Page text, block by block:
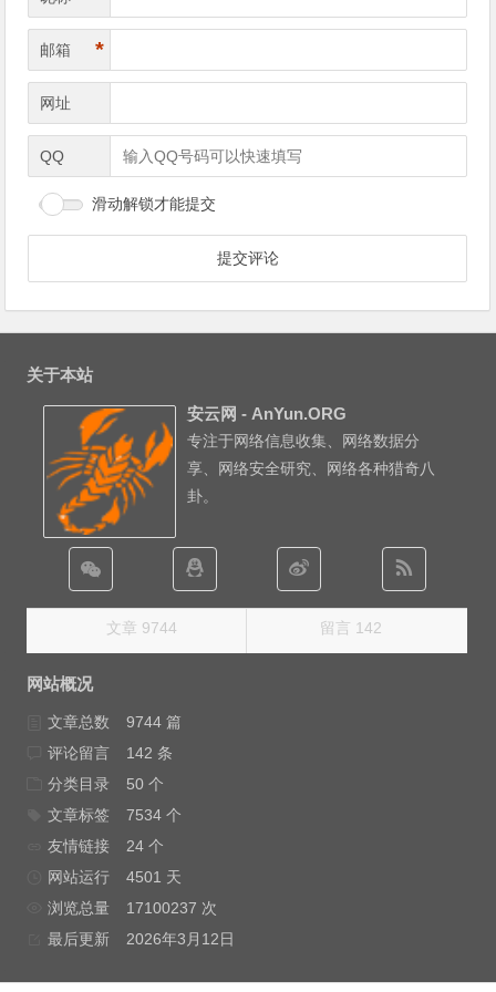
邮箱 *
网址
QQ
滑动解锁才能提交
关于本站
安云网 - AnYun.ORG
专注于网络信息收集、网络数据分
享、网络安全研究、网络各种猎奇八
卦。
文章 9744 留言 142
网站概况
文章总数
9744 篇
评论留言
142 条
分类目录
50 个
文章标签
7534 个
友情链接
24 个
网站运行
4501 天
浏览总量
17100237 次
最后更新
2026年3月12日